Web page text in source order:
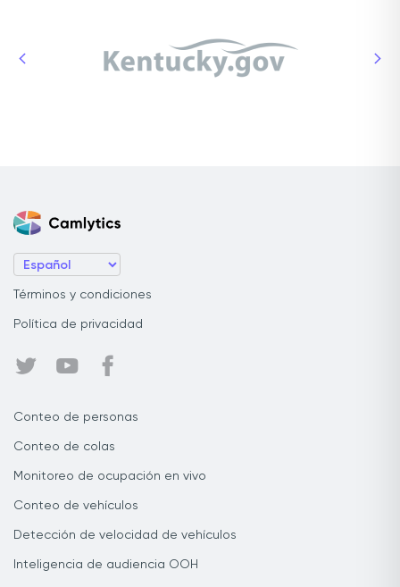
Términos y condiciones
Política de privacidad
Conteo de personas
Conteo de colas
Monitoreo de ocupación en vivo
Conteo de vehículos
Detección de velocidad de vehículos
Inteligencia de audiencia OOH